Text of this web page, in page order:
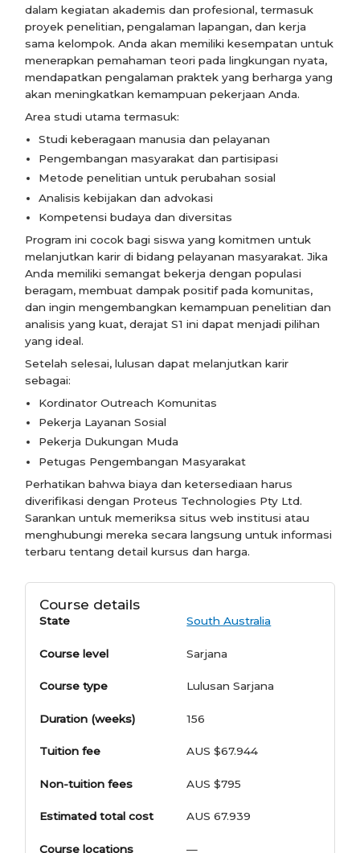
dalam kegiatan akademis dan profesional, termasuk
proyek penelitian, pengalaman lapangan, dan kerja
sama kelompok. Anda akan memiliki kesempatan untuk
menerapkan pemahaman teori pada lingkungan nyata,
mendapatkan pengalaman praktek yang berharga yang
akan meningkatkan kemampuan pekerjaan Anda.
Area studi utama termasuk:
Studi keberagaan manusia dan pelayanan
Pengembangan masyarakat dan partisipasi
Metode penelitian untuk perubahan sosial
Analisis kebijakan dan advokasi
Kompetensi budaya dan diversitas
Program ini cocok bagi siswa yang komitmen untuk
melanjutkan karir di bidang pelayanan masyarakat. Jika
Anda memiliki semangat bekerja dengan populasi
beragam, membuat dampak positif pada komunitas,
dan ingin mengembangkan kemampuan penelitian dan
analisis yang kuat, derajat S1 ini dapat menjadi pilihan
yang ideal.
Setelah selesai, lulusan dapat melanjutkan karir
sebagai:
Kordinator Outreach Komunitas
Pekerja Layanan Sosial
Pekerja Dukungan Muda
Petugas Pengembangan Masyarakat
Perhatikan bahwa biaya dan ketersediaan harus
diverifikasi dengan Proteus Technologies Pty Ltd.
Sarankan untuk memeriksa situs web institusi atau
menghubungi mereka secara langsung untuk informasi
terbaru tentang detail kursus dan harga.
Course details
State South Australia
Course level Sarjana
Course type Lulusan Sarjana
Duration (weeks) 156
Tuition fee AUS $67.944
Non-tuition fees AUS $795
Estimated total cost AUS 67.939
Course locations —